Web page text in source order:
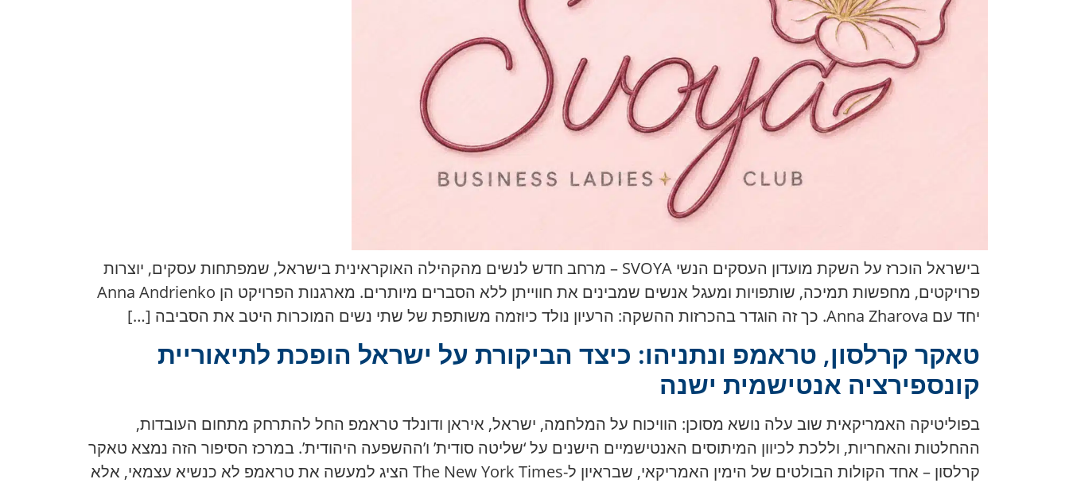
בישראל הוכרז על השקת מועדון העסקים הנשי SVOYA – מרחב חדש לנשים מהקהילה האוקראינית בישראל, שמפתחות עסקים, יוצרות
פרויקטים, מחפשות תמיכה, שותפויות ומעגל אנשים שמבינים את חווייתן ללא הסברים מיותרים. מארגנות הפרויקט הן Anna Andrienko
יחד עם Anna Zharova. כך זה הוגדר בהכרזות ההשקה: הרעיון נולד כיוזמה משותפת של שתי נשים המוכרות היטב את הסביבה […]
טאקר קרלסון, טראמפ ונתניהו: כיצד הביקורת על ישראל הופכת לתיאוריית
קונספירציה אנטישמית ישנה
בפוליטיקה האמריקאית שוב עלה נושא מסוכן: הוויכוח על המלחמה, ישראל, איראן ודונלד טראמפ החל להתרחק מתחום העובדות,
ההחלטות והאחריות, וללכת לכיוון המיתוסים האנטישמיים הישנים על ‘שליטה סודית’ ו’ההשפעה היהודית’. במרכז הסיפור הזה נמצא טאקר
קרלסון – אחד הקולות הבולטים של הימין האמריקאי, שבראיון ל-The New York Times הציג למעשה את טראמפ לא כנשיא עצמאי, אלא